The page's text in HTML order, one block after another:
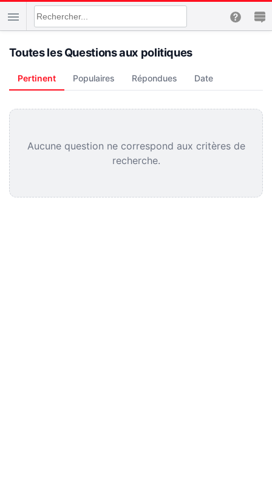
Toutes les Questions aux politiques
Pertinent Populaires Répondues Date
Aucune question ne correspond aux critères de
recherche.